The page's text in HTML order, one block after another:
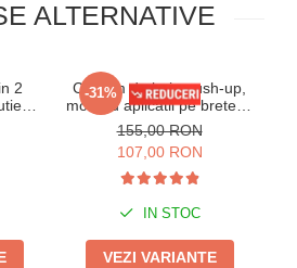
ALTERNATIVE
2
-31%
Costum de baie push-up,
mov, cu aplicatii pe bretele,
Embody diamond
155,00 RON
107,00 RON
IN STOC
VEZI VARIANTE